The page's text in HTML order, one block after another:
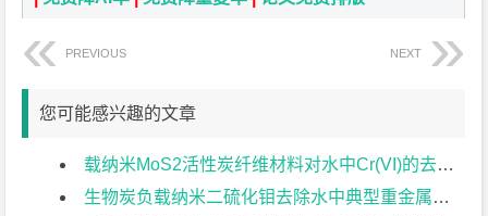
PREVIOUS NEXT
您可能感兴趣的文章
载纳米MoS2活性炭纤维材料对水中Cr(VI)的去除性能研究文献综述
生物炭负载纳米二硫化钼去除水中典型重金属和染料的性能研究文献综述